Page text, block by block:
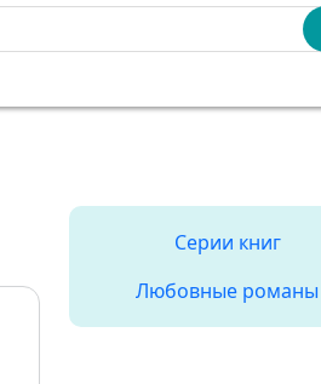
Серии книг
Любовные романы